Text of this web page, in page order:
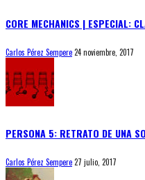
CORE MECHANICS | ESPECIAL:
Carlos Pérez Sempere24 noviembre, 2017
PERSONA 5: RETRATO DE UNA
Carlos Pérez Sempere27 julio, 2017